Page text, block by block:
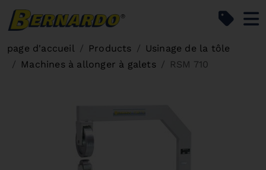
page d'accueil Products
Usinage de la tôle
Machines à allonger à galets
RSM 710